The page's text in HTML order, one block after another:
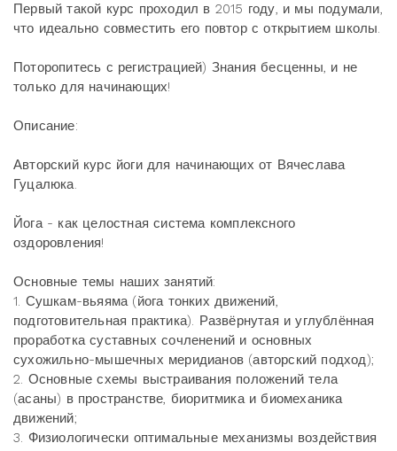
Первый такой курс проходил в 2015 году, и мы подумали,
что идеально совместить его повтор с открытием школы.
Поторопитесь с регистрацией) Знания бесценны, и не
только для начинающих!
Описание:
Авторский курс йоги для начинающих от Вячеслава
Гуцалюка.
Йога - как целостная система комплексного
оздоровления!
Основные темы наших занятий:
1. Сушкам-вьяяма (йога тонких движений,
подготовительная практика). Развёрнутая и углублённая
проработка суставных сочленений и основных
сухожильно-мышечных меридианов (авторский подход);
2. Основные схемы выстраивания положений тела
(асаны) в пространстве, биоритмика и биомеханика
движений;
3. Физиологически оптимальные механизмы воздействия